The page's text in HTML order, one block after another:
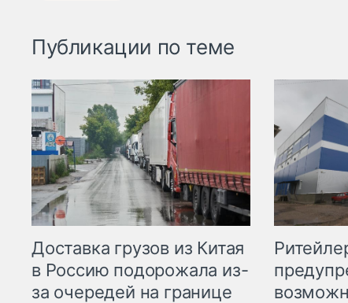
Публикации по теме
Доставка грузов из Китая
в Россию подорожала из-
за очередей на границе